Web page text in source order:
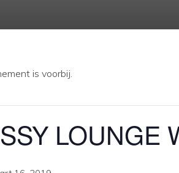
is voorbij.
LOUNGE